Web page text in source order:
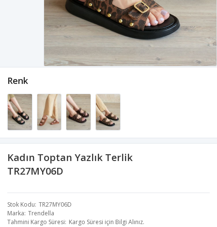
Kadın Toptan Yazlık Terlik
TR27MY06D
Stok Kodu TR27MY06D
Marka Trendella
Tahmini Kargo Süresi Kargo Süresi için Bilgi Alınız.
Renk